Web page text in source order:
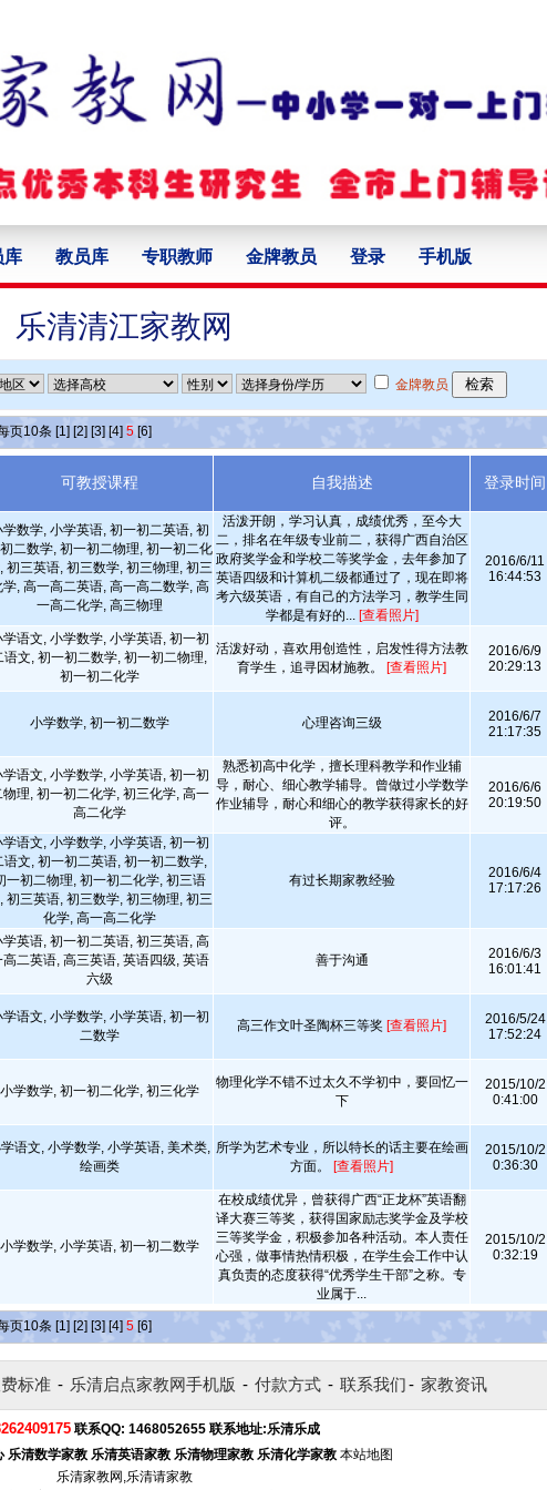
库 教员库 专职教师 金牌教员 登录 手机版
乐清清江家教网
金牌教员
页10条 [1] [2] [3] [4] 5 [6]
可教授课程 自我描述 登录时间
学数学, 小学英语, 初一初二英语, 初
二数学, 初一初二物理, 初一初二化
初三英语, 初三数学, 初三物理, 初三
学, 高一高二英语, 高一高二数学, 高
一高二化学, 高三物理
活泼开朗，学习认真，成绩优秀，至今大
二，排名在年级专业前二，获得广西自治区
政府奖学金和学校二等奖学金，去年参加了
英语四级和计算机二级都通过了，现在即将
考六级英语，有自己的方法学习，教学生同
学都是有好的... [查看照片]
2016/6/11
16:44:53
学语文, 小学数学, 小学英语, 初一初
语文, 初一初二数学, 初一初二物理,
初一初二化学
活泼好动，喜欢用创造性，启发性得方法教
育学生，追寻因材施教。 [查看照片]
2016/6/9
20:29:13
小学数学, 初一初二数学 心理咨询三级
2016/6/7
21:17:35
学语文, 小学数学, 小学英语, 初一初
物理, 初一初二化学, 初三化学, 高一
高二化学
熟悉初高中化学，擅长理科教学和作业辅
导，耐心、细心教学辅导。曾做过小学数学
作业辅导，耐心和细心的教学获得家长的好
评。
2016/6/6
20:19:50
学语文, 小学数学, 小学英语, 初一初
语文, 初一初二英语, 初一初二数学,
一初二物理, 初一初二化学, 初三语
初三英语, 初三数学, 初三物理, 初三
化学, 高一高二化学
有过长期家教经验
2016/6/4
17:17:26
学英语, 初一初二英语, 初三英语, 高
高二英语, 高三英语, 英语四级, 英语
六级
善于沟通
2016/6/3
16:01:41
学语文, 小学数学, 小学英语, 初一初
二数学
高三作文叶圣陶杯三等奖 [查看照片]
2016/5/24
17:52:24
小学数学, 初一初二化学, 初三化学
物理化学不错不过太久不学初中，要回忆一
下
2015/10/2
0:41:00
语文, 小学数学, 小学英语, 美术类,
绘画类
所学为艺术专业，所以特长的话主要在绘画
方面。 [查看照片]
2015/10/2
0:36:30
小学数学, 小学英语, 初一初二数学
在校成绩优异，曾获得广西“正龙杯”英语翻
译大赛三等奖，获得国家励志奖学金及学校
三等奖学金，积极参加各种活动。本人责任
心强，做事情热情积极，在学生会工作中认
真负责的态度获得“优秀学生干部”之称。专
业属于...
2015/10/2
0:32:19
页10条 [1] [2] [3] [4] 5 [6]
标准 - 乐清启点家教网手机版 - 付款方式 - 联系我们- 家教资讯
联系QQ: 1468052655 联系地址:乐清乐成
乐清数学家教 乐清英语家教 乐清物理家教 乐清化学家教 本站地图
乐清家教网,乐清请家教